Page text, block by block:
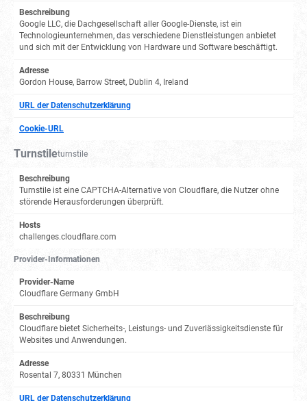
Beschreibung
Google LLC, die Dachgesellschaft aller Google-Dienste, ist ein
Technologieunternehmen, das verschiedene Dienstleistungen anbietet
und sich mit der Entwicklung von Hardware und Software beschäftigt.
Adresse
Gordon House, Barrow Street, Dublin 4, Ireland
URL der Datenschutzerklärung
Cookie-URL
Turnstileturnstile
Beschreibung
Turnstile ist eine CAPTCHA-Alternative von Cloudflare, die Nutzer ohne
störende Herausforderungen überprüft.
Hosts
challenges.cloudflare.com
Provider-Informationen
Provider-Name
Cloudflare Germany GmbH
Beschreibung
Cloudflare bietet Sicherheits-, Leistungs- und Zuverlässigkeitsdienste für
Websites und Anwendungen.
Adresse
Rosental 7, 80331 München
URL der Datenschutzerklärung